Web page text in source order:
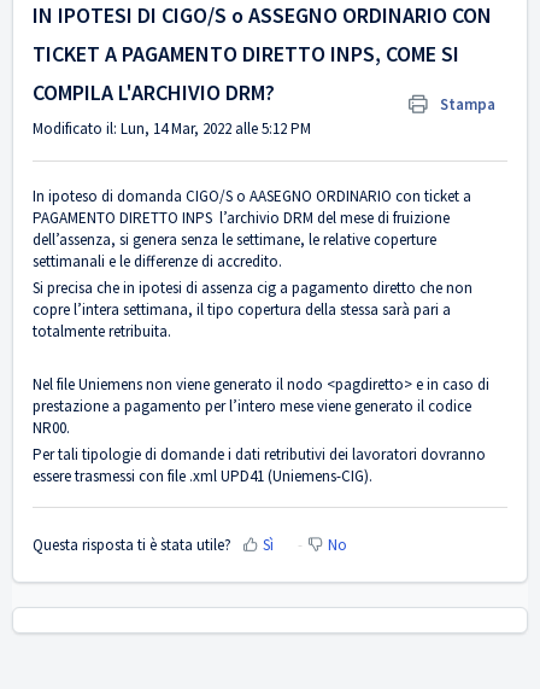
IN IPOTESI DI CIGO/S o ASSEGNO ORDINARIO CON
TICKET A PAGAMENTO DIRETTO INPS, COME SI
COMPILA L'ARCHIVIO DRM?
Stampa
Modificato il: Lun, 14 Mar, 2022 alle 5:12 PM
In ipoteso di domanda CIGO/S o AASEGNO ORDINARIO con ticket a
PAGAMENTO DIRETTO INPS l’archivio DRM del mese di fruizione
dell’assenza, si genera senza le settimane, le relative coperture
settimanali e le differenze di accredito.
Si precisa che in ipotesi di assenza cig a pagamento diretto che non
copre l’intera settimana, il tipo copertura della stessa sarà pari a
totalmente retribuita.
Nel file Uniemens non viene generato il nodo <pagdiretto> e in caso di
prestazione a pagamento per l’intero mese viene generato il codice
NR00.
Per tali tipologie di domande i dati retributivi dei lavoratori dovranno
essere trasmessi con file .xml UPD41 (Uniemens-CIG).
Questa risposta ti è stata utile? Sì No